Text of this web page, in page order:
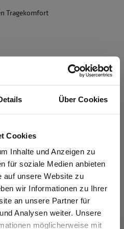
Über Cookies
Cookies
Inhalte und Anzeigen zu
für soziale Medien anbieten
auf unsere Website zu
wir Informationen zu Ihrer
an unsere Partner für
Analysen weiter. Unsere
möglicherweise mit
Tragekomfort
Sie
bin. Alle
netto ausgewiesen.